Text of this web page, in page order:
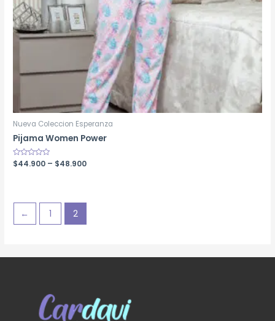
Nueva Coleccion Esperanza
Pijama Women Power
Rated
0
$44.900 – $48.900
← 1 2